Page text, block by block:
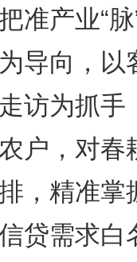
产业“脉
导向，以
访为抓手
户，对春
，精准掌
贷需求白